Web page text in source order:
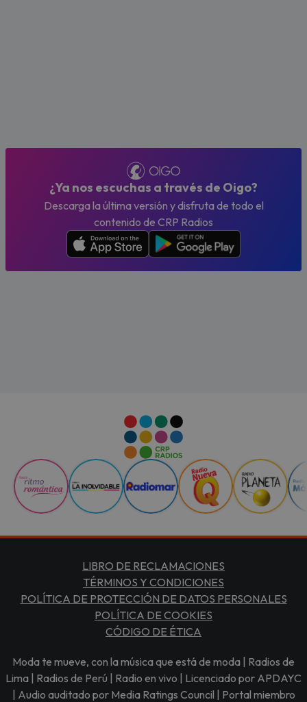
¿Ya nos escuchas a través de Oigo?
Descarga la última versión y disfruta de todo el
contenido de CRP Radios
LIBRO DE RECLAMACIONES
TÉRMINOS Y CONDICIONES
POLÍTICA DE PROTECCIÓN DE DATOS PERSONALES
POLÍTICA DE COOKIES
CÓDIGO DE ÉTICA
Moda te mueve, con la música que está de moda | Radios de
Lima | Radios de Perú | Radio en vivo | Licenciado por APDAYC
| Audio auditado por Media Ratings Council | Portal miembro